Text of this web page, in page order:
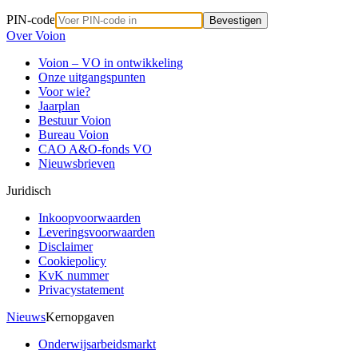
PIN-code Bevestigen
Over Voion
Voion – VO in ontwikkeling
Onze uitgangspunten
Voor wie?
Jaarplan
Bestuur Voion
Bureau Voion
CAO A&O-fonds VO
Nieuwsbrieven
Juridisch
Inkoopvoorwaarden
Leveringsvoorwaarden
Disclaimer
Cookiepolicy
KvK nummer
Privacystatement
NieuwsKernopgaven
Onderwijsarbeidsmarkt